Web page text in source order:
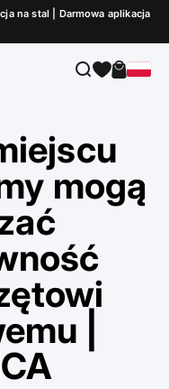
na stal | Darmowa aplikacja
SzukajKoszyk
mogą
|